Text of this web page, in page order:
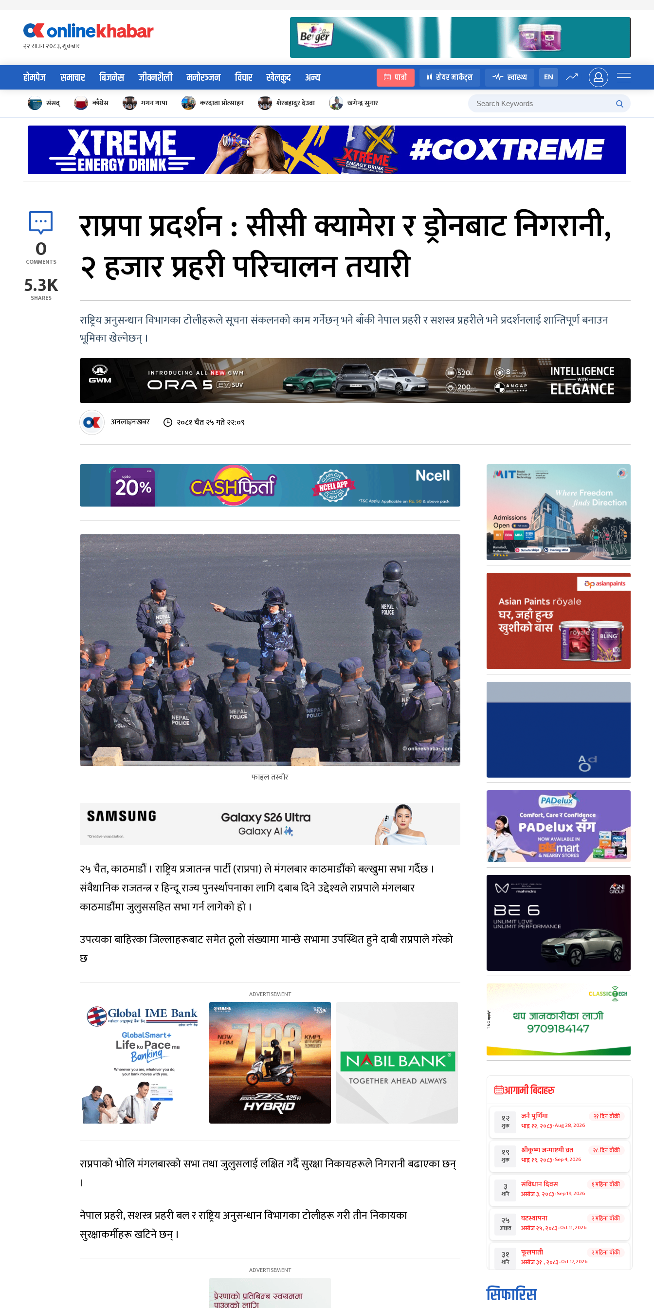
content२२ साउन २०८३, शुक्रबार
होमपेज समाचार बिजनेस जीवनशैली मनोरञ्जन विचार खेलकुद अन्य पात्रो सेयर मार्केट्स स्वास्थ्य EN
संसद् काँग्रेस गगन थापा करदाता प्रोत्साहन शेरबहादुर देउवा खगेन्द्र सुनार
0
COMMENTS
5.3K
SHARES
राप्रपा प्रदर्शन : सीसी क्यामेरा र ड्रोनबाट निगरानी,
२ हजार प्रहरी परिचालन तयारी
राष्ट्रिय अनुसन्धान विभागका टोलीहरूले सूचना संकलनको काम गर्नेछन् भने बाँकी नेपाल प्रहरी र सशस्त्र प्रहरीले भने प्रदर्शनलाई शान्तिपूर्ण बनाउन
भूमिका खेल्नेछन् ।
अनलाइनखबर २०८१ चैत २५ गते २२:०९
फाइल तस्वीर
२५ चैत, काठमाडौं । राष्ट्रिय प्रजातन्त्र पार्टी (राप्रपा) ले मंगलबार काठमाडौंको बल्खुमा सभा गर्दैछ ।
संवैधानिक राजतन्त्र र हिन्दू राज्य पुनर्स्थापनाका लागि दबाब दिने उद्देश्यले राप्रपाले मंगलबार
काठमाडौंमा जुलुससहित सभा गर्न लागेको हो ।
उपत्यका बाहिरका जिल्लाहरूबाट समेत ठूलो संख्यामा मान्छे सभामा उपस्थित हुने दाबी राप्रपाले गरेको
छ
राप्रपाको भोलि मंगलबारको सभा तथा जुलुसलाई लक्षित गर्दै सुरक्षा निकायहरूले निगरानी बढाएका छन्
।
नेपाल प्रहरी, सशस्त्र प्रहरी बल र राष्ट्रिय अनुसन्धान विभागका टोलीहरू गरी तीन निकायका
सुरक्षाकर्मीहरू खटिने छन् ।
आगामी बिदाहरु
१२
शुक्र
जनै पूर्णिमा
भाद्र १२, २०८३-Aug 28, 2026
२१ दिन बाँकी
१९
शुक्र
श्रीकृष्ण जन्माष्टमी व्रत
भाद्र १९, २०८३-Sep 4, 2026
२८ दिन बाँकी
३
शनि
संविधान दिवस
असोज ३, २०८३-Sep 19, 2026
१ महिना बाँकी
२५
आइत
घटस्थापना
असोज २५, २०८३-Oct 11, 2026
२ महिना बाँकी
३१
शनि
फूलपाती
असोज ३१ , २०८३-Oct 17, 2026
२ महिना बाँकी
१
आइत
कार्तिक सङ्क्रान्ति
कार्तिक १, २०८३
सिफारिस